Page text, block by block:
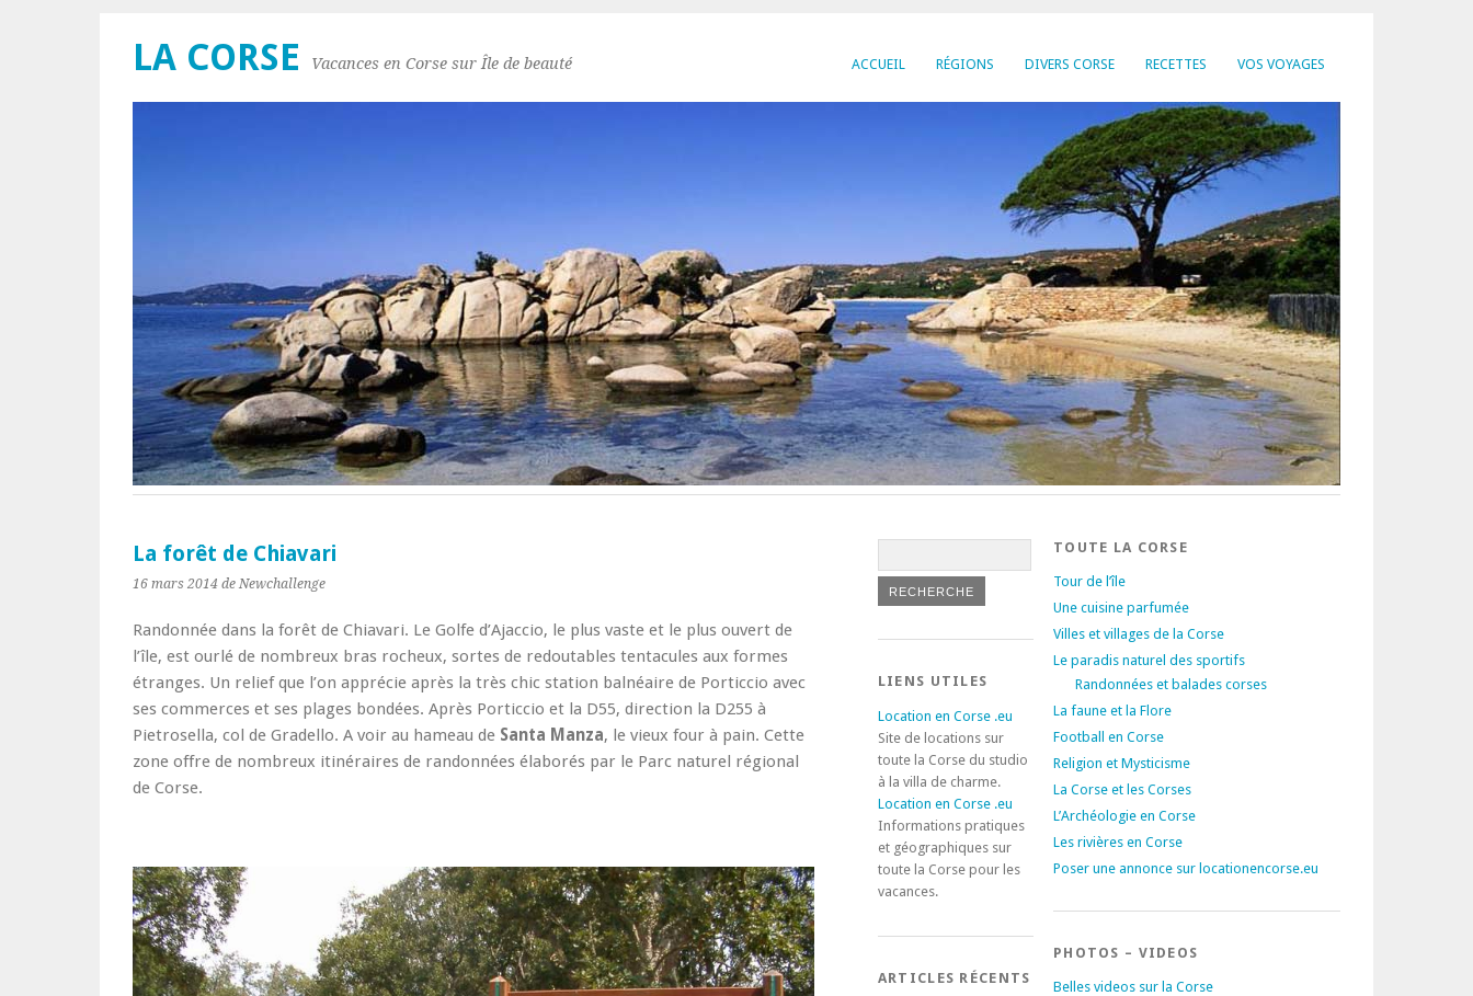
ACCUEIL RÉGIONS DIVERS CORSE RECETTES VOS VOYAGES
LA CORSE Vacances en Corse sur Île de beauté
La forêt de Chiavari
16 mars 2014 de Newchallenge
Randonnée dans la forêt de Chiavari. Le Golfe d’Ajaccio, le plus vaste et le plus ouvert de
l’île, est ourlé de nombreux bras rocheux, sortes de redoutables tentacules aux formes
étranges. Un relief que l’on apprécie après la très chic station balnéaire de Porticcio avec
ses commerces et ses plages bondées. Après Porticcio et la D55, direction la D255 à
Pietrosella, col de Gradello. A voir au hameau de Santa Manza, le vieux four à pain. Cette
zone offre de nombreux itinéraires de randonnées élaborés par le Parc naturel régional
de Corse.
LIENS UTILES
Location en Corse .eu
Site de locations sur
toute la Corse du studio
à la villa de charme.
Location en Corse .eu
Informations pratiques
et géographiques sur
toute la Corse pour les
vacances.
ARTICLES RÉCENTS
TOUTE LA CORSE
Tour de l’île
Une cuisine parfumée
Villes et villages de la Corse
Le paradis naturel des sportifs
Randonnées et balades corses
La faune et la Flore
Football en Corse
Religion et Mysticisme
La Corse et les Corses
L’Archéologie en Corse
Les rivières en Corse
Poser une annonce sur locationencorse.eu
PHOTOS – VIDEOS
Belles videos sur la Corse